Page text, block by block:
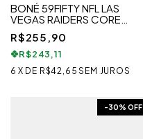
BONÉ 59FIFTY NFL LAS
VEGAS RAIDERS CORE
ESSENTIALS STYLE
R$255,90
R$243,11
6 X DE R$42,65 SEM JUROS
-30% OFF